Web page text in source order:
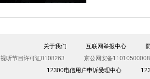
关于我们 互联网举报中心
视听节目许可证0108263
京公网安备
12300电信用户申诉受理中心